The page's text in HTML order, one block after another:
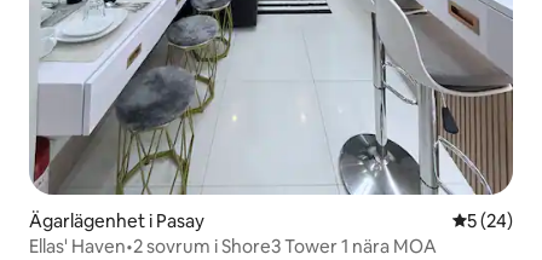
Ägarlägenhet i Pasay 5 av 5 i
5 (24)
Ellas' Haven•2 sovrum i Shore3 Tower 1 nära MOA